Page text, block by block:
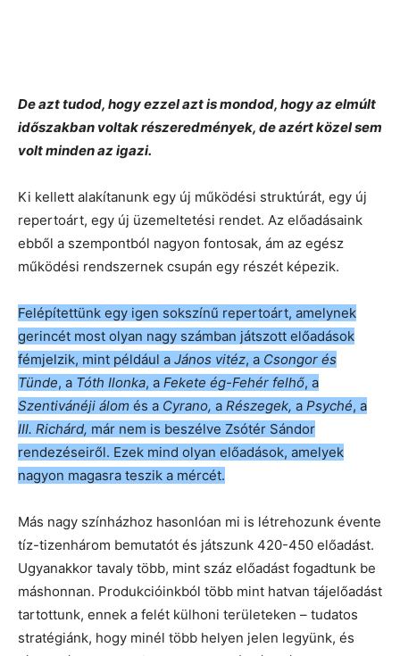
De azt tudod, hogy ezzel azt is mondod, hogy az elmúlt
időszakban voltak részeredmények, de azért közel sem
volt minden az igazi.
Ki kellett alakítanunk egy új működési struktúrát, egy új
repertoárt, egy új üzemeltetési rendet. Az előadásaink
ebből a szempontból nagyon fontosak, ám az egész
működési rendszernek csupán egy részét képezik.
Felépítettünk egy igen sokszínű repertoárt, amelynek
gerincét most olyan nagy számban játszott előadások
fémjelzik, mint például a János vitéz, a Csongor és
Tünde, a Tóth Ilonka, a Fekete ég-Fehér felhő, a
Szentivánéji álom és a Cyrano, a Részegek, a Psyché, a
III. Richárd, már nem is beszélve Zsótér Sándor
rendezéseiről. Ezek mind olyan előadások, amelyek
nagyon magasra teszik a mércét.
Más nagy színházhoz hasonlóan mi is létrehozunk évente
tíz-tizenhárom bemutatót és játszunk 420-450 előadást.
Ugyanakkor tavaly több, mint száz előadást fogadtunk be
máshonnan. Produkcióinkból több mint hatvan tájelőadást
tartottunk, ennek a felét külhoni területeken – tudatos
stratégiánk, hogy minél több helyen jelen legyünk, és